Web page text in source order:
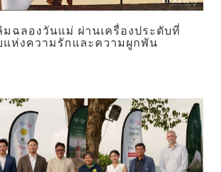
มฉลองวันแม่ ผ่านเครื่องประดับที่
แห่งความรักและความผูกพัน